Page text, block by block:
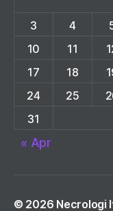
3
4
10
11
17
18
24
25
31
« Apr
© 2026 Necrologi